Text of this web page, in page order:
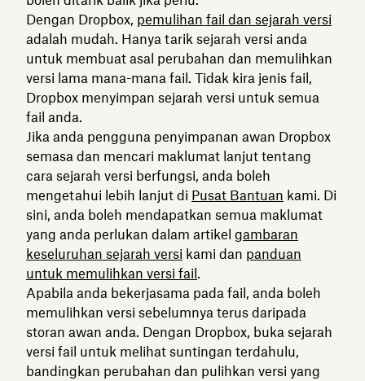
Dengan Dropbox, pemulihan fail dan sejarah versi
adalah mudah. Hanya tarik sejarah versi anda
untuk membuat asal perubahan dan memulihkan
versi lama mana-mana fail. Tidak kira jenis fail,
Dropbox menyimpan sejarah versi untuk semua
fail anda.
Jika anda pengguna penyimpanan awan Dropbox
semasa dan mencari maklumat lanjut tentang
cara sejarah versi berfungsi, anda boleh
mengetahui lebih lanjut di Pusat Bantuan kami. Di
sini, anda boleh mendapatkan semua maklumat
yang anda perlukan dalam artikel gambaran
keseluruhan sejarah versi kami dan panduan
untuk memulihkan versi fail.
Apabila anda bekerjasama pada fail, anda boleh
memulihkan versi sebelumnya terus daripada
storan awan anda. Dengan Dropbox, buka sejarah
versi fail untuk melihat suntingan terdahulu,
bandingkan perubahan dan pulihkan versi yang